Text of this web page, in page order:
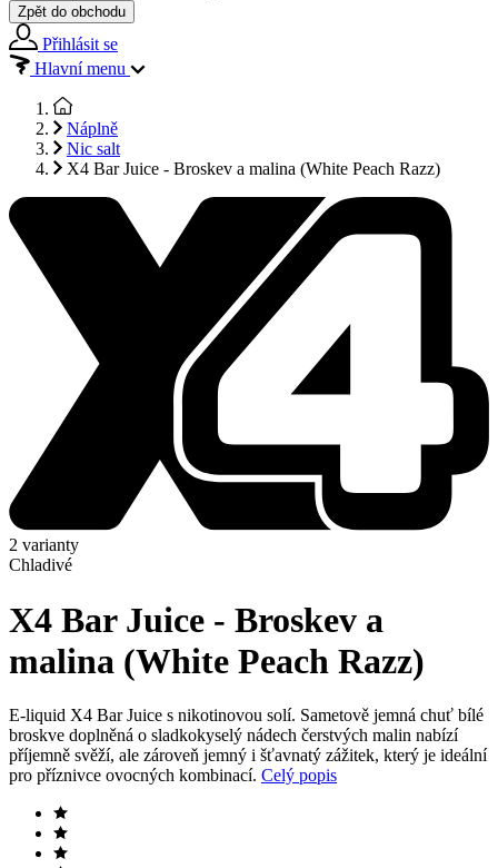
Zpět do obchodu
Přihlásit se
Hlavní menu
Náplně
Nic salt
X4 Bar Juice - Broskev a malina (White Peach Razz)
2 varianty
Chladivé
X4 Bar Juice - Broskev a
malina (White Peach Razz)
E-liquid X4 Bar Juice s nikotinovou solí. Sametově jemná chuť bílé
broskve doplněná o sladkokyselý nádech čerstvých malin nabízí
příjemně svěží, ale zároveň jemný i šťavnatý zážitek, který je ideální
pro příznivce ovocných kombinací. Celý popis